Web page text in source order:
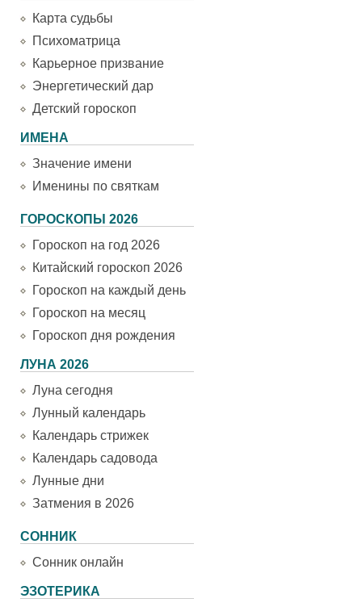
Карта судьбы
Психоматрица
Карьерное призвание
Энергетический дар
Детский гороскоп
ИМЕНА
Значение имени
Именины по святкам
ГОРОСКОПЫ 2026
Гороскоп на год 2026
Китайский гороскоп 2026
Гороскоп на каждый день
Гороскоп на месяц
Гороскоп дня рождения
ЛУНА 2026
Луна сегодня
Лунный календарь
Календарь стрижек
Календарь садовода
Лунные дни
Затмения в 2026
СОННИК
Сонник онлайн
ЭЗОТЕРИКА